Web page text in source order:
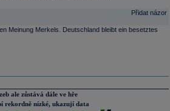
Přidat názor
Meinung Merkels. Deutschland bleibt ein besetztes
ale zůstává dále ve hře
rekordně nízké, ukazují data